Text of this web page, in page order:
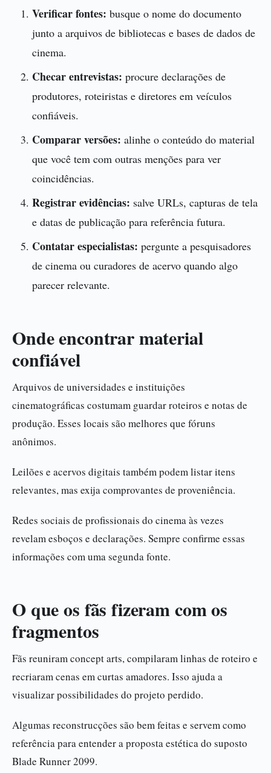
Verificar fontes: busque o nome do documento
junto a arquivos de bibliotecas e bases de dados de
cinema.
Checar entrevistas: procure declarações de
produtores, roteiristas e diretores em veículos
confiáveis.
Comparar versões: alinhe o conteúdo do material
que você tem com outras menções para ver
coincidências.
Registrar evidências: salve URLs, capturas de tela
e datas de publicação para referência futura.
Contatar especialistas: pergunte a pesquisadores
de cinema ou curadores de acervo quando algo
parecer relevante.
Onde encontrar material
confiável
Arquivos de universidades e instituições
cinematográficas costumam guardar roteiros e notas de
produção. Esses locais são melhores que fóruns
anônimos.
Leilões e acervos digitais também podem listar itens
relevantes, mas exija comprovantes de proveniência.
Redes sociais de profissionais do cinema às vezes
revelam esboços e declarações. Sempre confirme essas
informações com uma segunda fonte.
O que os fãs fizeram com os
fragmentos
Fãs reuniram concept arts, compilaram linhas de roteiro e
recriaram cenas em curtas amadores. Isso ajuda a
visualizar possibilidades do projeto perdido.
Algumas reconstrucções são bem feitas e servem como
referência para entender a proposta estética do suposto
Blade Runner 2099.